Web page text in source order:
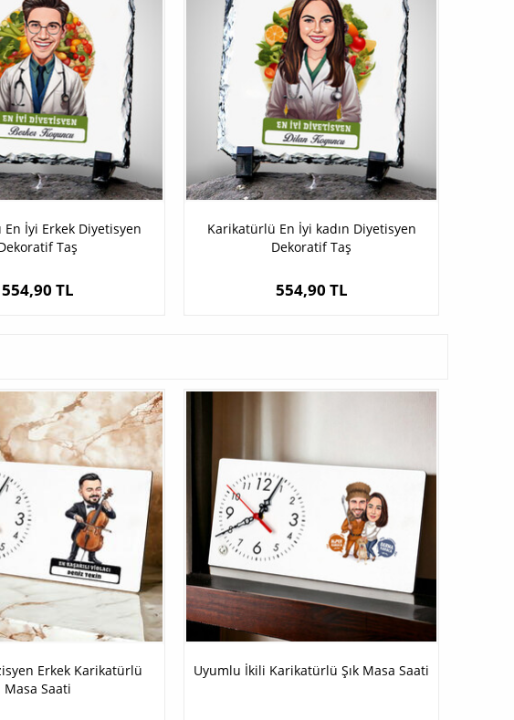
İyi Erkek Diyetisyen
Taş
554,90 TL
Karikatürlü En İyi kadın Diyetisyen
Dekoratif Taş
554,90 TL
Erkek Karikatürlü
Masa Saati
Uyumlu İkili Karikatürlü Şık Masa Saati